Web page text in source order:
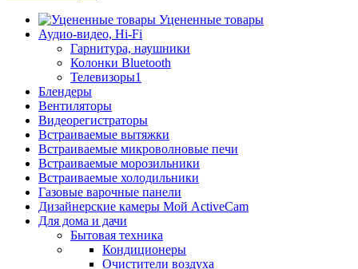
Уцененные товары
Аудио-видео, Hi-Fi
Гарнитура, наушники
Колонки Bluetooth
Телевизоры1
Блендеры
Вентиляторы
Видеорегистраторы
Встраиваемые вытяжки
Встраиваемые микроволновые печи
Встраиваемые морозильники
Встраиваемые холодильники
Газовые варочные панели
Дизайнерские камеры Мой ActiveCam
Для дома и дачи
Бытовая техника
Кондиционеры
Очистители воздуха